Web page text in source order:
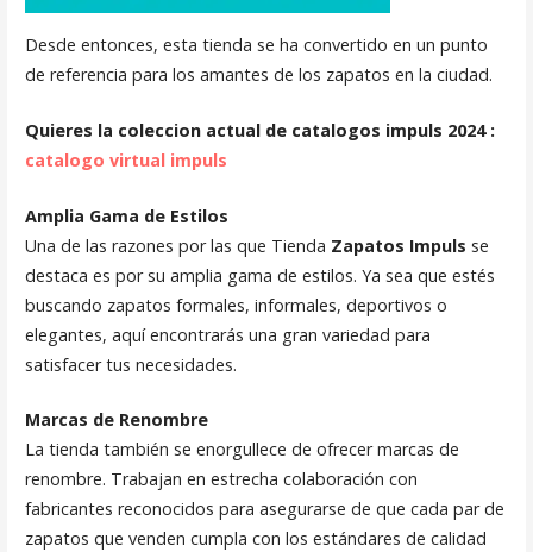
Desde entonces, esta tienda se ha convertido en un punto
de referencia para los amantes de los zapatos en la ciudad.
Quieres la coleccion actual de catalogos impuls 2024 :
catalogo virtual impuls
Amplia Gama de Estilos
Una de las razones por las que Tienda Zapatos Impuls se
destaca es por su amplia gama de estilos. Ya sea que estés
buscando zapatos formales, informales, deportivos o
elegantes, aquí encontrarás una gran variedad para
satisfacer tus necesidades.
Marcas de Renombre
La tienda también se enorgullece de ofrecer marcas de
renombre. Trabajan en estrecha colaboración con
fabricantes reconocidos para asegurarse de que cada par de
zapatos que venden cumpla con los estándares de calidad